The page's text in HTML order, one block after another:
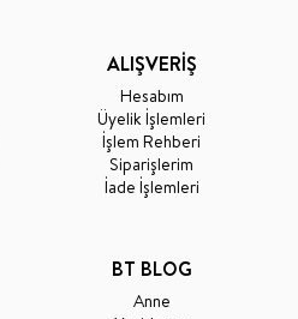
ALIŞVERİŞ
Hesabım
Üyelik İşlemleri
İşlem Rehberi
Siparişlerim
İade İşlemleri
BT BLOG
Anne